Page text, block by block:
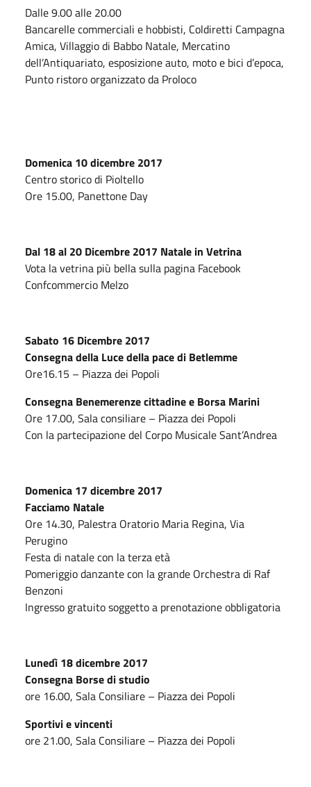
Dalle 9.00 alle 20.00
Bancarelle commerciali e hobbisti, Coldiretti Campagna
Amica, Villaggio di Babbo Natale, Mercatino
dell’Antiquariato, esposizione auto, moto e bici d’epoca,
Punto ristoro organizzato da Proloco
Domenica 10 dicembre 2017
Centro storico di Pioltello
Ore 15.00, Panettone Day
Dal 18 al 20 Dicembre 2017 Natale in Vetrina
Vota la vetrina più bella sulla pagina Facebook
Confcommercio Melzo
Sabato 16 Dicembre 2017
Consegna della Luce della pace di Betlemme
Ore16.15 – Piazza dei Popoli
Consegna Benemerenze cittadine e Borsa Marini
Ore 17.00, Sala consiliare – Piazza dei Popoli
Con la partecipazione del Corpo Musicale Sant’Andrea
Domenica 17 dicembre 2017
Facciamo Natale
Ore 14.30, Palestra Oratorio Maria Regina, Via
Perugino
Festa di natale con la terza età
Pomeriggio danzante con la grande Orchestra di Raf
Benzoni
Ingresso gratuito soggetto a prenotazione obbligatoria
Lunedì 18 dicembre 2017
Consegna Borse di studio
ore 16.00, Sala Consiliare – Piazza dei Popoli
Sportivi e vincenti
ore 21.00, Sala Consiliare – Piazza dei Popoli